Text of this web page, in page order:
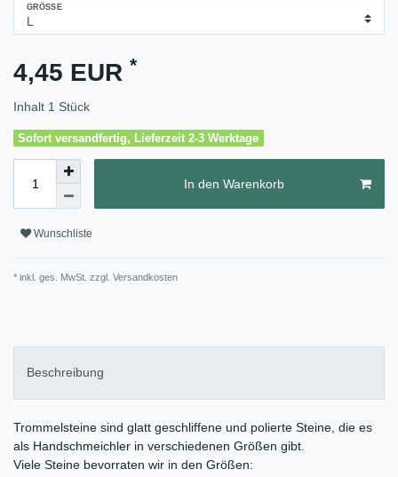
GRÖSSE
4,45 EUR *
Inhalt 1 Stück
Sofort versandfertig, Lieferzeit 2-3 Werktage
In den Warenkorb
Wunschliste
* inkl. ges. MwSt. zzgl. Versandkosten
Beschreibung
Trommelsteine sind glatt geschliffene und polierte Steine, die es
als Handschmeichler in verschiedenen Größen gibt.
Viele Steine bevorraten wir in den Größen: